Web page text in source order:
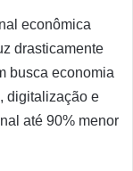
econômica
drasticamente
busca economia
digitalização e
até 90% menor